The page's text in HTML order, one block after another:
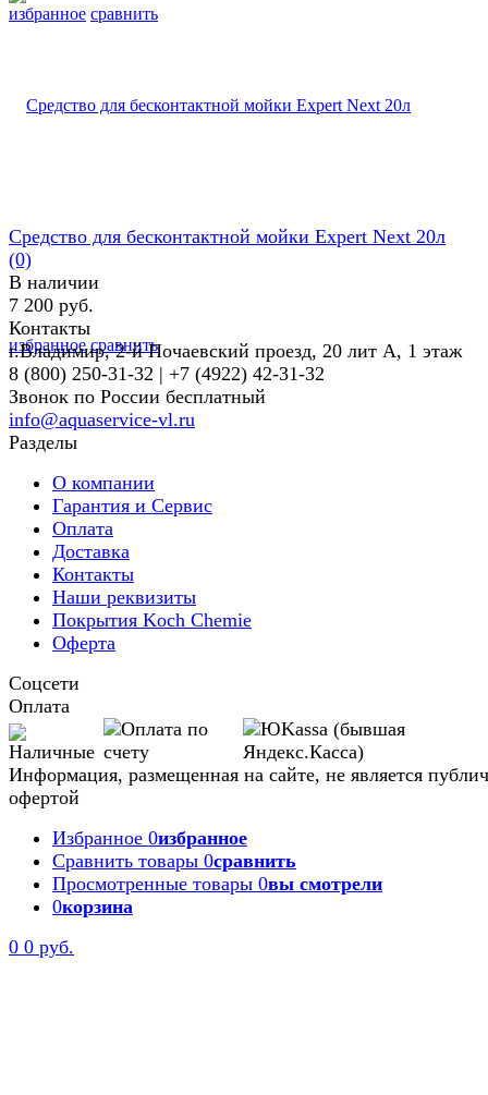
избранное сравнить
избранное сравнить
Средство для бесконтактной мойки Expert Next 20л
(0)
В наличии
7 200 руб.
Контакты
г.Владимир, 2-й Почаевский проезд, 20 лит А, 1 этаж
8 (800) 250-31-32 | +7 (4922) 42-31-32
Звонок по России бесплатный
info@aquaservice-vl.ru
Разделы
О компании
Гарантия и Сервис
Оплата
Доставка
Контакты
Наши реквизиты
Покрытия Koch Chemie
Оферта
Соцсети
Оплата
Информация, размещенная на сайте, не является
офертой
Избранное 0избранное
Сравнить товары 0сравнить
Просмотренные товары 0вы смотрели
0корзина
0 0 руб.Задать вопрос